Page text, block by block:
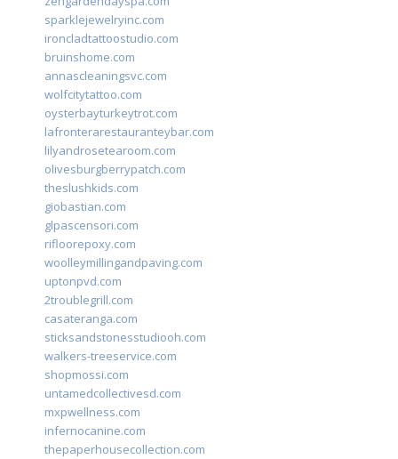
sparklejewelryinc.com
ironcladtattoostudio.com
bruinshome.com
annascleaningsvc.com
wolfcitytattoo.com
oysterbayturkeytrot.com
lafronterarestauranteybar.com
lilyandrosetearoom.com
olivesburgberrypatch.com
theslushkids.com
giobastian.com
glpascensori.com
rifloorepoxy.com
woolleymillingandpaving.com
uptonpvd.com
2troublegrill.com
casateranga.com
sticksandstonesstudiooh.com
walkers-treeservice.com
shopmossi.com
untamedcollectivesd.com
mxpwellness.com
infernocanine.com
thepaperhousecollection.com